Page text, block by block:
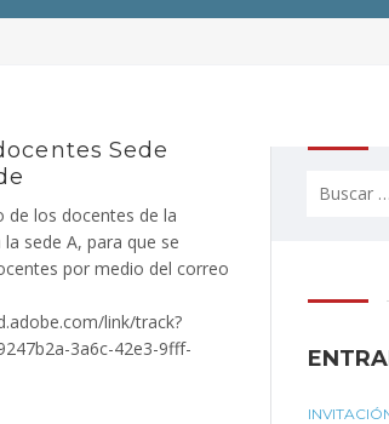
Sede
de los docentes de la
sede A, para que se
por medio del correo
link/track?
3a6c-42e3-9fff-
Buscar: